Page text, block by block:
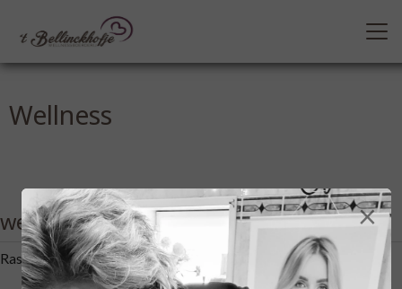
Wellness
wellness
Rasul behandeling tijdens sauna arrangement
×